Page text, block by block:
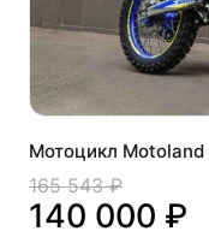
Мотоцикл
165 543 ₽
140 000 ₽